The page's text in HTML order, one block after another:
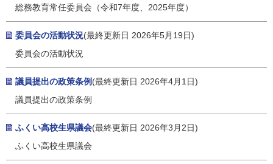
総務教育常任委員会（令和7年度、2025年度）
委員会の活動状況(最終更新日 2026年5月19日)
委員会の活動状況
議員提出の政策条例(最終更新日 2026年4月1日)
議員提出の政策条例
ふくい高校生県議会(最終更新日 2026年3月2日)
ふくい高校生県議会